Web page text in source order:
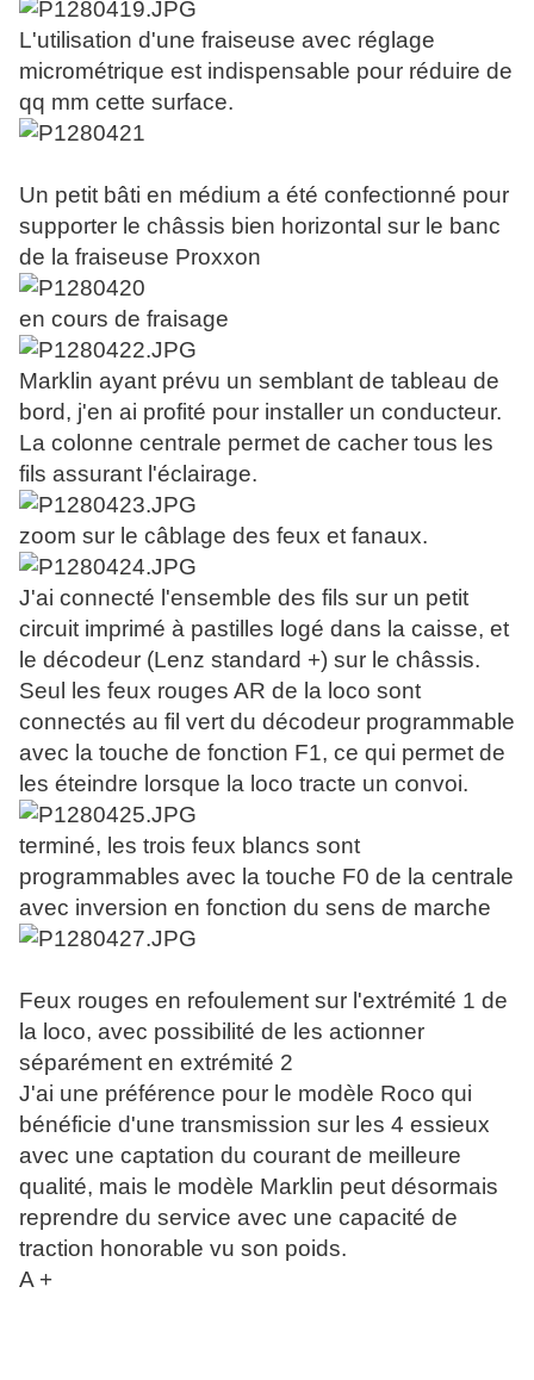
L'utilisation d'une fraiseuse avec réglage
micrométrique est indispensable pour réduire de
qq mm cette surface.
Un petit bâti en médium a été confectionné pour
supporter le châssis bien horizontal sur le banc
de la fraiseuse Proxxon
en cours de fraisage
Marklin ayant prévu un semblant de tableau de
bord, j'en ai profité pour installer un conducteur.
La colonne centrale permet de cacher tous les
fils assurant l'éclairage.
zoom sur le câblage des feux et fanaux.
J'ai connecté l'ensemble des fils sur un petit
circuit imprimé à pastilles logé dans la caisse, et
le décodeur (Lenz standard +) sur le châssis.
Seul les feux rouges AR de la loco sont
connectés au fil vert du décodeur programmable
avec la touche de fonction F1, ce qui permet de
les éteindre lorsque la loco tracte un convoi.
terminé, les trois feux blancs sont
programmables avec la touche F0 de la centrale
avec inversion en fonction du sens de marche
Feux rouges en refoulement sur l'extrémité 1 de
la loco, avec possibilité de les actionner
séparément en extrémité 2
J'ai une préférence pour le modèle Roco qui
bénéficie d'une transmission sur les 4 essieux
avec une captation du courant de meilleure
qualité, mais le modèle Marklin peut désormais
reprendre du service avec une capacité de
traction honorable vu son poids.
A +